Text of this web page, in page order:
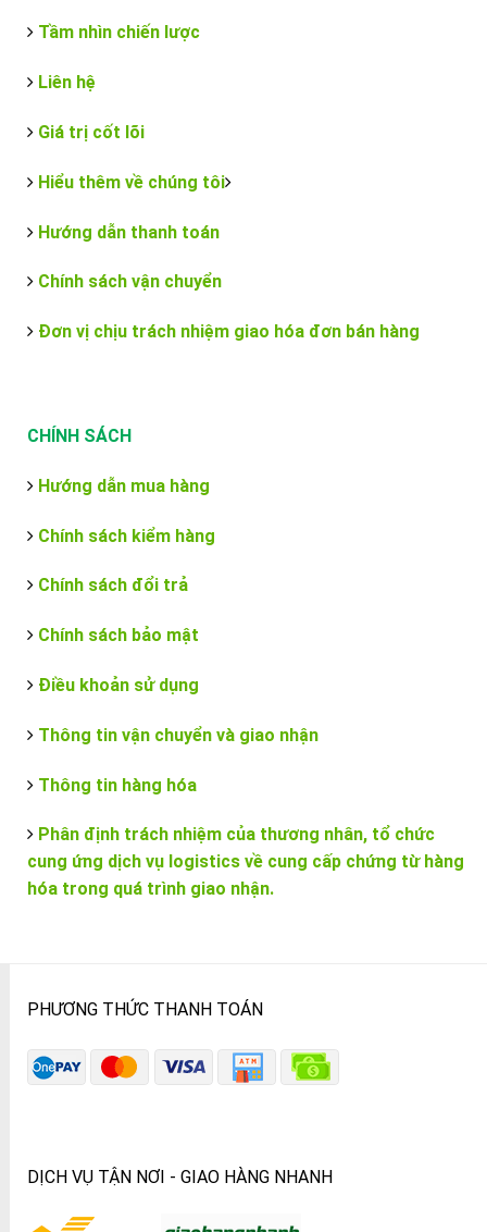
Tầm nhìn chiến lược
Liên hệ
Giá trị cốt lõi
Hiểu thêm về chúng tôi
Hướng dẫn thanh toán
Chính sách vận chuyển
Đơn vị chịu trách nhiệm giao hóa đơn bán hàng
CHÍNH SÁCH
Hướng dẫn mua hàng
Chính sách kiểm hàng
Chính sách đổi trả
Chính sách bảo mật
Điều khoản sử dụng
Thông tin vận chuyển và giao nhận
Thông tin hàng hóa
Phân định trách nhiệm của thương nhân, tổ chức
cung ứng dịch vụ logistics về cung cấp chứng từ hàng
hóa trong quá trình giao nhận.
PHƯƠNG THỨC THANH TOÁN
DỊCH VỤ TẬN NƠI - GIAO HÀNG NHANH